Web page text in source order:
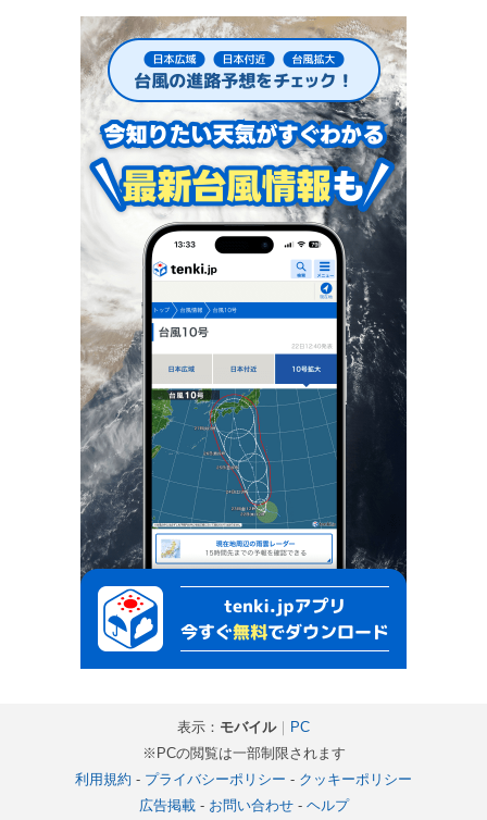
表示： モバイル｜ PC
※PCの閲覧は一部制限されます
利用規約 - プライバシーポリシー - クッキーポリシー
広告掲載- お問い合わせ- ヘルプ